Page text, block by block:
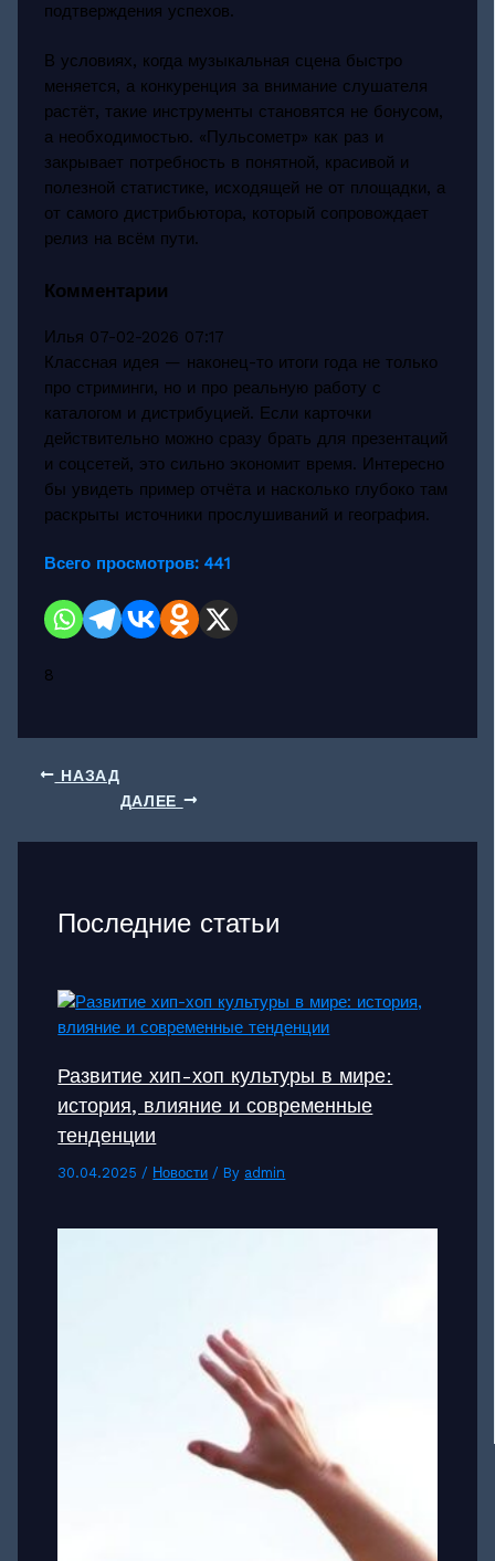
подтверждения успехов.
В условиях, когда музыкальная сцена быстро
меняется, а конкуренция за внимание слушателя
растёт, такие инструменты становятся не бонусом,
а необходимостью. «Пульсометр» как раз и
закрывает потребность в понятной, красивой и
полезной статистике, исходящей не от площадки, а
от самого дистрибьютора, который сопровождает
релиз на всём пути.
Комментарии
Илья 07-02-2026 07:17
Классная идея — наконец-то итоги года не только
про стриминги, но и про реальную работу с
каталогом и дистрибуцией. Если карточки
действительно можно сразу брать для презентаций
и соцсетей, это сильно экономит время. Интересно
бы увидеть пример отчёта и насколько глубоко там
раскрыты источники прослушиваний и география.
Всего просмотров: 441
8
НАЗАД
ДАЛЕЕ
Последние статьи
Развитие хип-хоп культуры в мире:
история, влияние и современные
тенденции
30.04.2025/ Новости / By admin